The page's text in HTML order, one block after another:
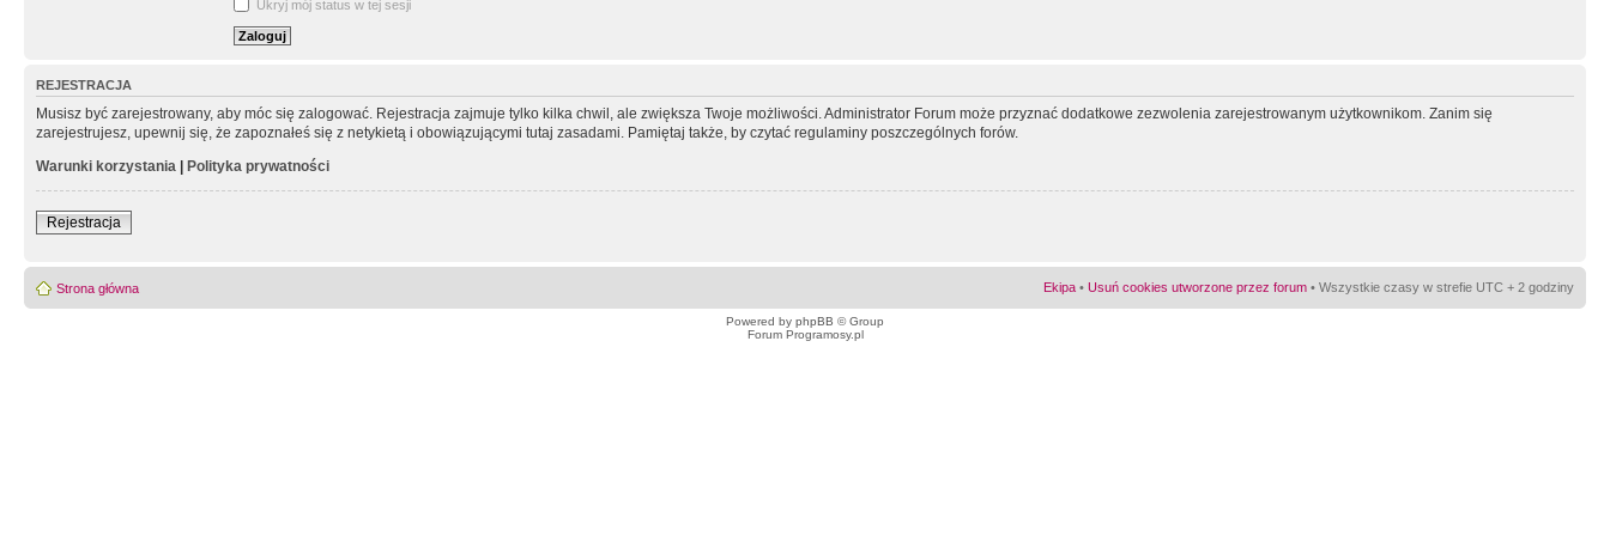
Ukryj mój status w tej sesji
REJESTRACJA
Musisz być zarejestrowany, aby móc się zalogować. Rejestracja zajmuje tylko kilka chwil, ale zwiększa Twoje możliwości. Administrator Forum może przyznać dodatkowe zezwolenia zarejestrowanym użytkownikom. Zanim się
zarejestrujesz, upewnij się, że zapoznałeś się z netykietą i obowiązującymi tutaj zasadami. Pamiętaj także, by czytać regulaminy poszczególnych forów.
Warunki korzystania | Polityka prywatności
Rejestracja
Strona główna Ekipa • Usuń cookies utworzone przez forum • Wszystkie czasy w strefie UTC + 2 godziny
Powered by phpBB © Group
Forum Programosy.pl